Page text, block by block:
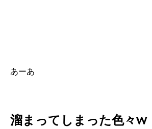
あーあ
溜まってしまった色々w